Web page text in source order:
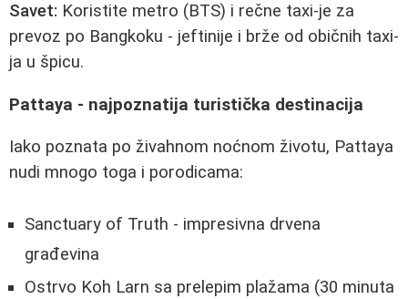
Savet: Koristite metro (BTS) i rečne taxi-je za
prevoz po Bangkoku - jeftinije i brže od običnih taxi-
ja u špicu.
Pattaya - najpoznatija turistička destinacija
Iako poznata po živahnom noćnom životu, Pattaya
nudi mnogo toga i porodicama:
Sanctuary of Truth - impresivna drvena
građevina
Ostrvo Koh Larn sa prelepim plažama (30 minuta